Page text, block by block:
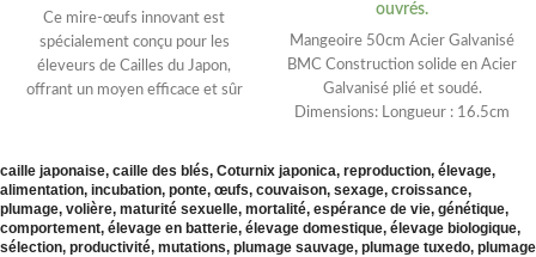
Ce mire-œufs innovant est
spécialement conçu pour les
éleveurs de Cailles du Japon,
offrant un moyen efficace et sûr
ouvrés.
Mangeoire 50cm Acier Galvanisé
BMC Construction solide en Acier
Galvanisé plié et soudé.
Dimensions: Longueur : 16.5cm
caille japonaise, caille des blés, Coturnix japonica, reproduction, élevage,
alimentation, incubation, ponte, œufs, couvaison, sexage, croissance,
plumage, volière, maturité sexuelle, mortalité, espérance de vie, génétique,
comportement, élevage en batterie, élevage domestique, élevage biologique,
sélection, productivité, mutations, plumage sauvage, plumage tuxedo, plumage